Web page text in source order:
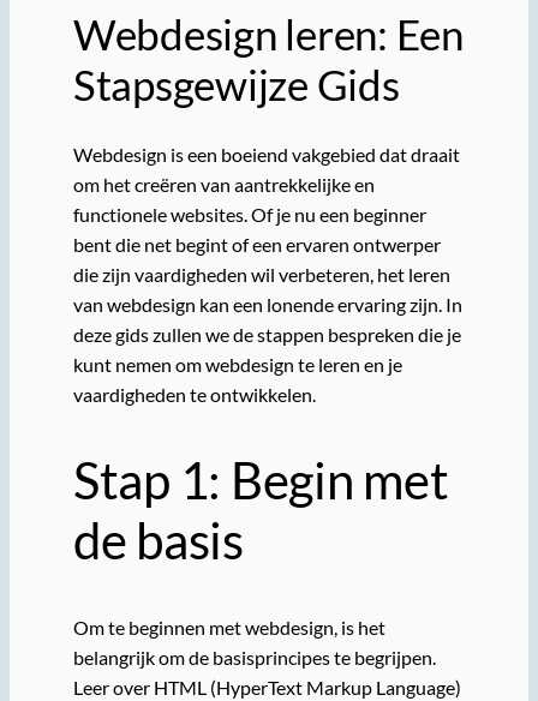
Webdesign leren: Een
Stapsgewijze Gids
Webdesign is een boeiend vakgebied dat draait
om het creëren van aantrekkelijke en
functionele websites. Of je nu een beginner
bent die net begint of een ervaren ontwerper
die zijn vaardigheden wil verbeteren, het leren
van webdesign kan een lonende ervaring zijn. In
deze gids zullen we de stappen bespreken die je
kunt nemen om webdesign te leren en je
vaardigheden te ontwikkelen.
Stap 1: Begin met
de basis
Om te beginnen met webdesign, is het
belangrijk om de basisprincipes te begrijpen.
Leer over HTML (HyperText Markup Language)